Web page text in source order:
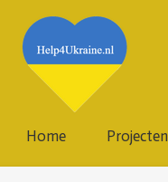
Home Projecten